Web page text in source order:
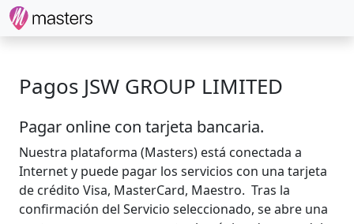
Pagos JSW GROUP LIMITED
Pagar online con tarjeta bancaria.
​Nuestra plataforma (Masters) está conectada a
Internet y puede pagar los servicios con una tarjeta
de crédito Visa, MasterCard, Maestro. Tras la
confirmación del Servicio seleccionado, se abre una